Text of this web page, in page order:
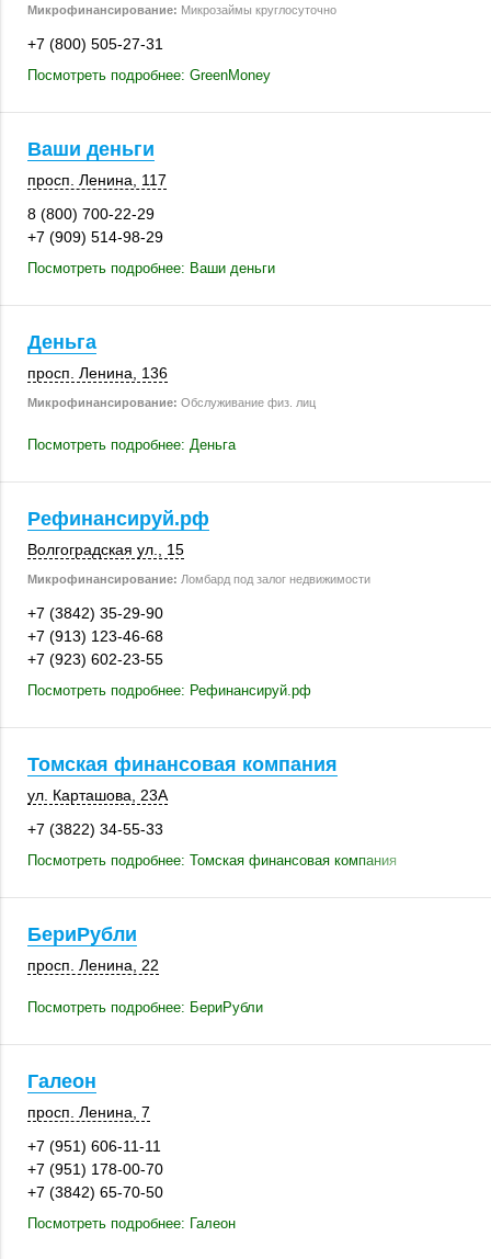
Микрофинансирование: Микрозаймы круглосуточно
+7 (800) 505-27-31
Посмотреть подробнее: GreenMoney
Ваши деньги
просп. Ленина
117
8 (800) 700-22-29
+7 (909) 514-98-29
Посмотреть подробнее: Ваши деньги
Деньга
просп. Ленина 136
Микрофинансирование: Обслуживание физ. лиц
Посмотреть подробнее: Деньга
Рефинансируй.рф
Волгоградская ул., 15
Микрофинансирование: Ломбард под залог недвижимости
+7 (3842) 35-29-90
+7 (913) 123-46-68
+7 (923) 602-23-55
Посмотреть подробнее: Рефинансируй.рф
Томская финансовая компания
ул. Карташова
23А
+7 (3822) 34-55-33
Посмотреть подробнее: Томская финансовая компания
БериРубли
просп. Ленина, 22
Посмотреть подробнее: БериРубли
Галеон
просп. Ленина, 7
+7 (951) 606-11-11
+7 (951) 178-00-70
+7 (3842) 65-70-50
Посмотреть подробнее: Галеон